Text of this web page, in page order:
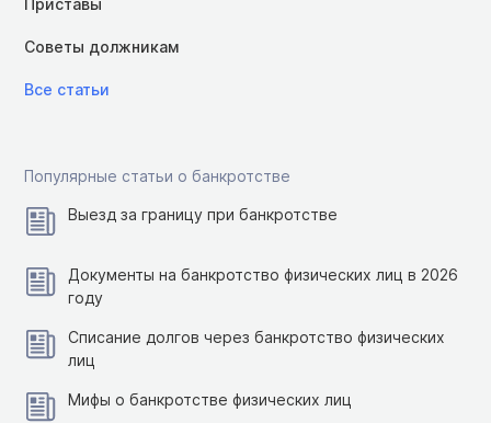
Приставы
Советы должникам
Все статьи
Популярные статьи о банкротстве
Выезд за границу при банкротстве
Документы на банкротство физических лиц в 2026
году
Списание долгов через банкротство физических
лиц
Мифы о банкротстве физических лиц